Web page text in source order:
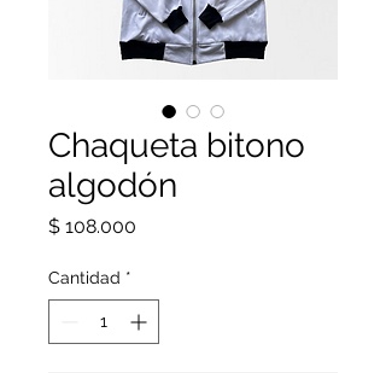
Chaqueta bitono
algodón
$ 108.000
Cantidad *